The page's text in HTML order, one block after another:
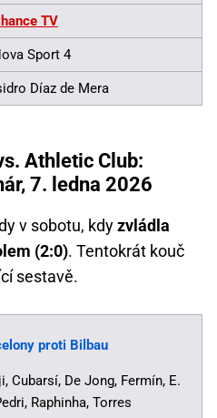
TV
Sport 4
Díaz de Mera
Athletic Club:
7. ledna 2026
v sobotu, kdyzvládla
(2:0). Tentokrát kouč
sestavě.
proti Bilbau
Cubarsí, De Jong, Fermín, E.
Raphinha, Torres